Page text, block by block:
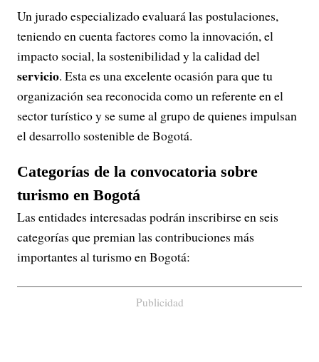
Un jurado especializado evaluará las postulaciones,
teniendo en cuenta factores como la innovación, el
impacto social, la sostenibilidad y la calidad del
servicio. Esta es una excelente ocasión para que tu
organización sea reconocida como un referente en el
sector turístico y se sume al grupo de quienes impulsan
el desarrollo sostenible de Bogotá.
Categorías de la convocatoria sobre
turismo en Bogotá
Las entidades interesadas podrán inscribirse en seis
categorías que premian las contribuciones más
importantes al turismo en Bogotá:
Publicidad